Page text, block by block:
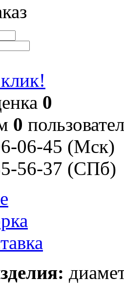
0
0
06-45 (Мск)
56-37 (СПб)